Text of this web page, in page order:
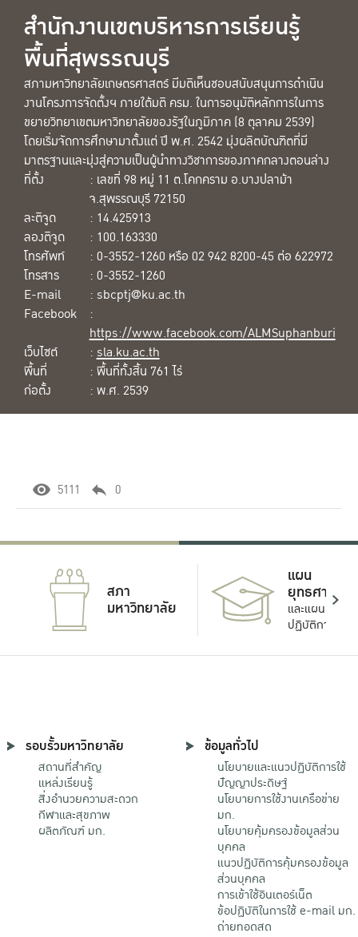
สำนักงานเขตบริหารการเรียนรู้
พื้นที่สุพรรณบุรี
สภามหาวิทยาลัยเกษตรศาสตร์ มีมติเห็นชอบสนับสนุนการดำเนิน
งานโครงการจัดตั้งฯ ภายใต้มติ ครม. ในการอนุมัติหลักการในการ
ขยายวิทยาเขตมหาวิทยาลัยของรัฐในภูมิภาค (8 ตุลาคม 2539)
โดยเริ่มจัดการศึกษามาตั้งแต่ ปี พ.ศ. 2542 มุ่งผลิตบัณฑิตที่มี
มาตรฐานและมุ่งสู่ความเป็นผู้นำทางวิชาการของภาคกลางตอนล่าง
ที่ตั้ง
: เลขที่ 98 หมู่ 11 ต.โคกคราม อ.บางปลาม้า
จ.สุพรรณบุรี 72150
ละติจูด
: 14.425913
ลองติจูด
: 100.163330
โทรศัพท์
: 0-3552-1260 หรือ 02 942 8200-45 ต่อ 622972
โทรสาร
: 0-3552-1260
E-mail
: sbcptj@ku.ac.th
Facebook
:
https://www.facebook.com/ALMSuphanburi
เว็บไซต์
:sla.ku.ac.th
พื้นที่
: พื้นที่ทั้งสิ้น 761 ไร่
ก่อตั้ง
: พ.ศ. 2539
5111 0
สภา
มหาวิทยาลัย
แผน
ยุทธศาสตร์
และแผน
ปฏิบัติการ
รอบรั้วมหาวิทยาลัย
สถานที่สำคัญ
แหล่งเรียนรู้
สิ่งอำนวยความสะดวก
กีฬาและสุขภาพ
ผลิตภัณฑ์ มก.
ข้อมูลทั่วไป
นโยบายและแนวปฏิบัติการใช้
ปัญญาประดิษฐ์
นโยบายการใช้งานเครือข่าย
มก.
นโยบายคุ้มครองข้อมูลส่วน
บุคคล
แนวปฏิบัติการคุ้มครองข้อมูล
ส่วนบุคคล
การเข้าใช้อินเตอร์เน็ต
ข้อปฏิบัติในการใช้ e-mail มก.
ถ่ายทอดสด